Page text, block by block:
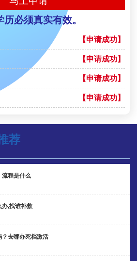
历必须真实有效。
【申请成功】
【申请成功】
【申请成功】
【申请成功】
荐
流程是什么
办,找谁补救
去哪办死档激活